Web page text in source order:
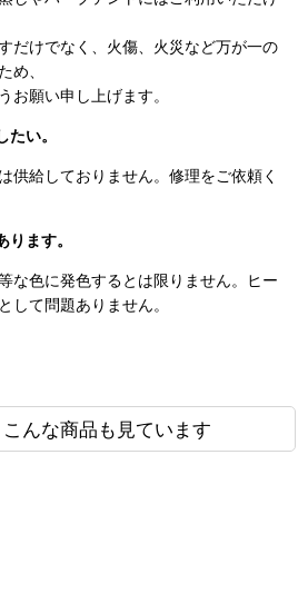
だけでなく、火傷、火災など万が一の
め、
お願い申し上げます。
い。
供給しておりません。修理をご依頼く
ます。
な色に発色するとは限りません。ヒー
して問題ありません。
んな商品も見ています